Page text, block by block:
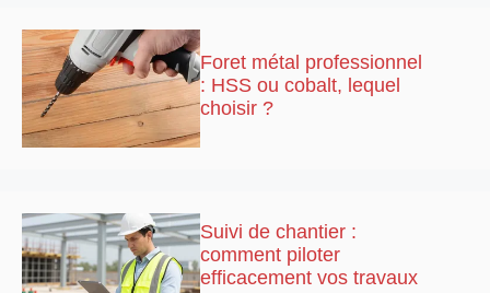
Foret métal professionnel
: HSS ou cobalt, lequel
choisir ?
Suivi de chantier :
comment piloter
efficacement vos travaux